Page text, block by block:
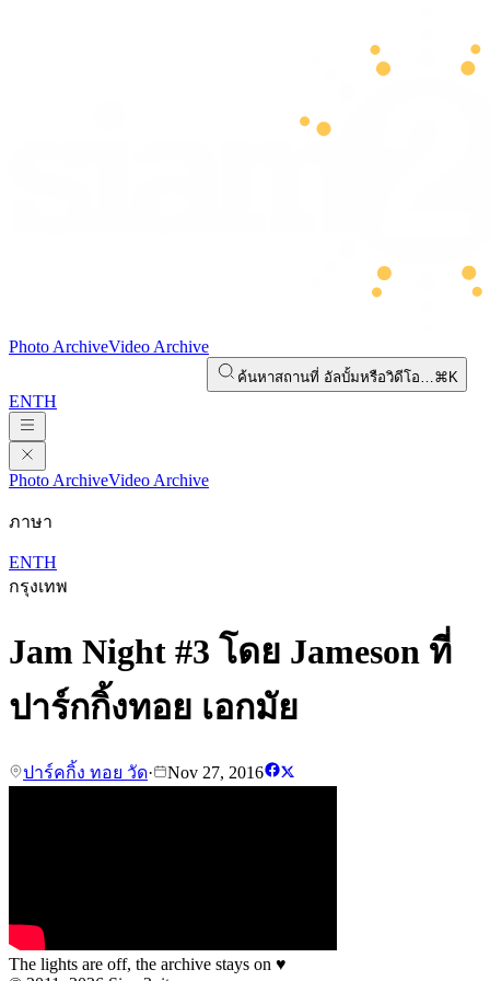
Photo ArchiveVideo Archive
ค้นหาสถานที่ อัลบั้มหรือวิดีโอ…⌘K
ENTH
Photo ArchiveVideo Archive
ภาษา
ENTH
กรุงเทพ
Jam Night #3 โดย Jameson ที่
ปาร์กกิ้งทอย เอกมัย
ปาร์คกิ้ง ทอย วัด· Nov 27, 2016
The lights are off, the archive stays on ♥